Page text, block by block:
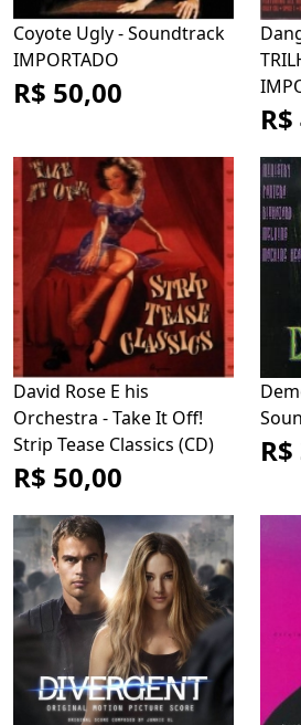
Coyote Ugly - Soundtrack
IMPORTADO
R$ 50,00
David Rose E his
Orchestra - Take It Off!
Strip Tease Classics (CD)
R$ 50,00